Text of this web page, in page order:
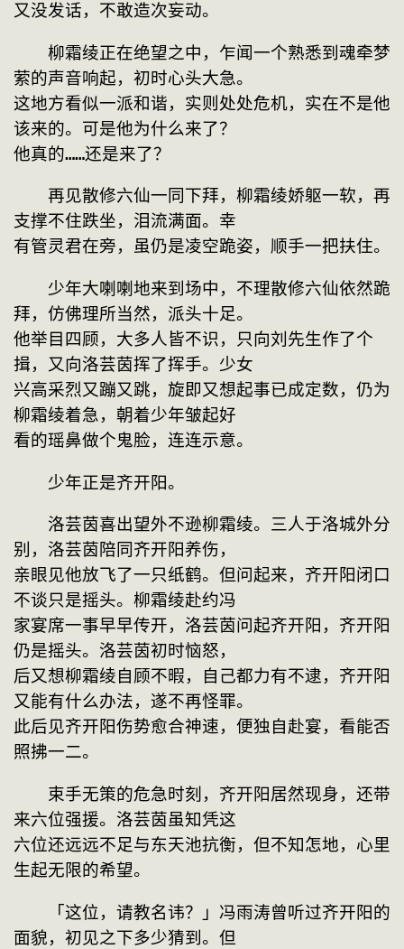
又没发话，不敢造次妄动。
柳霜绫正在绝望之中，乍闻一个熟悉到魂牵梦
萦的声音响起，初时心头大急。
这地方看似一派和谐，实则处处危机，实在不是他
该来的。可是他为什么来了？
他真的……还是来了？
再见散修六仙一同下拜，柳霜绫娇躯一软，再
支撑不住跌坐，泪流满面。幸
有管灵君在旁，虽仍是凌空跪姿，顺手一把扶住。
少年大喇喇地来到场中，不理散修六仙依然跪
拜，仿佛理所当然，派头十足。
他举目四顾，大多人皆不识，只向刘先生作了个
揖，又向洛芸茵挥了挥手。少女
兴高采烈又蹦又跳，旋即又想起事已成定数，仍为
柳霜绫着急，朝着少年皱起好
看的瑶鼻做个鬼脸，连连示意。
少年正是齐开阳。
洛芸茵喜出望外不逊柳霜绫。三人于洛城外分
别，洛芸茵陪同齐开阳养伤，
亲眼见他放飞了一只纸鹤。但问起来，齐开阳闭口
不谈只是摇头。柳霜绫赴约冯
家宴席一事早早传开，洛芸茵问起齐开阳，齐开阳
仍是摇头。洛芸茵初时恼怒，
后又想柳霜绫自顾不暇，自己都力有不逮，齐开阳
又能有什么办法，遂不再怪罪。
此后见齐开阳伤势愈合神速，便独自赴宴，看能否
照拂一二。
束手无策的危急时刻，齐开阳居然现身，还带
来六位强援。洛芸茵虽知凭这
六位还远远不足与东天池抗衡，但不知怎地，心里
生起无限的希望。
「这位，请教名讳？」冯雨涛曾听过齐开阳的
面貌，初见之下多少猜到。但